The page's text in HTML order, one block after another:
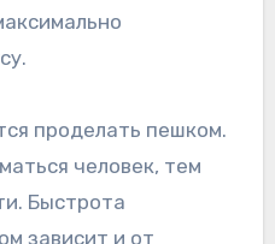
проделать пешком.
человек, тем
Быстрота
зависит и от